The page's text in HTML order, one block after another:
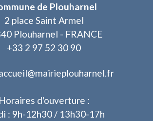
de Plouharnel
2 place Saint Armel
Plouharnel - FRANCE
+33 2 97 52 30 90
Horaires d'ouverture :
: 9h-12h30 / 13h30-17h